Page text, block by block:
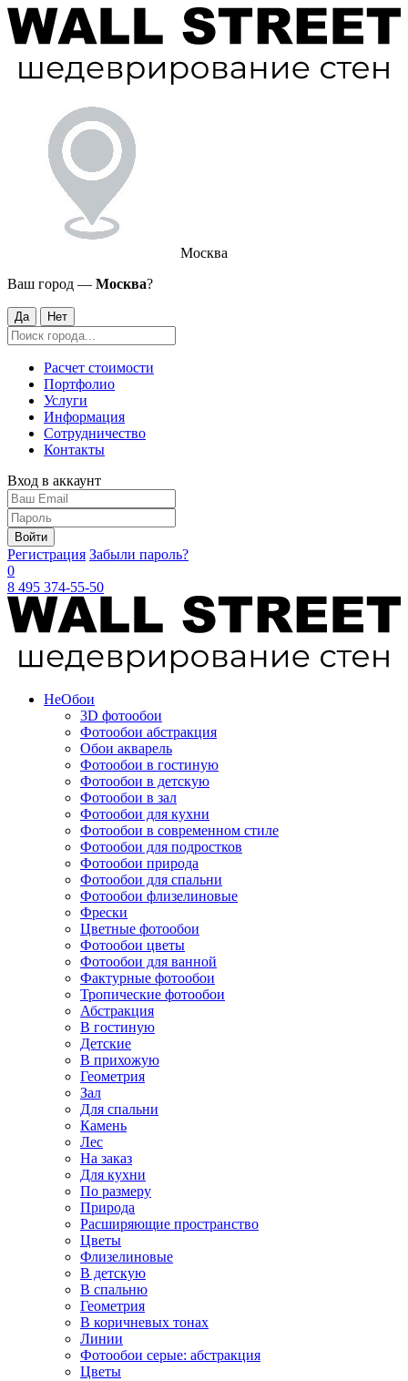
Москва
Ваш город — Москва?
Да Нет
Расчет стоимости
Портфолио
Услуги
Информация
Сотрудничество
Контакты
Вход в аккаунт
Войти
Регистрация Забыли пароль?
0
8 495 374-55-50
НеОбои
3D фотообои
Фотообои абстракция
Обои акварель
Фотообои в гостиную
Фотообои в детскую
Фотообои в зал
Фотообои для кухни
Фотообои в современном стиле
Фотообои для подростков
Фотообои природа
Фотообои для спальни
Фотообои флизелиновые
Фрески
Цветные фотообои
Фотообои цветы
Фотообои для ванной
Фактурные фотообои
Тропические фотообои
Абстракция
В гостиную
Детские
В прихожую
Геометрия
Зал
Для спальни
Камень
Лес
На заказ
Для кухни
По размеру
Природа
Расширяющие пространство
Цветы
Флизелиновые
В детскую
В спальню
Геометрия
В коричневых тонах
Линии
Фотообои серые: абстракция
Цветы